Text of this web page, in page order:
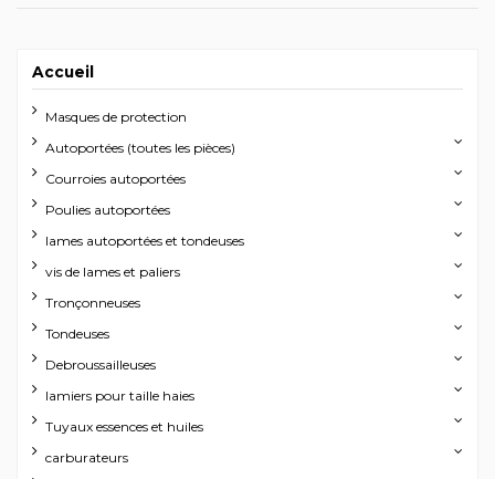
Accueil
Masques de protection
Autoportées (toutes les pièces)
Courroies autoportées
Poulies autoportées
lames autoportées et tondeuses
vis de lames et paliers
Tronçonneuses
Tondeuses
Debroussailleuses
lamiers pour taille haies
Tuyaux essences et huiles
carburateurs